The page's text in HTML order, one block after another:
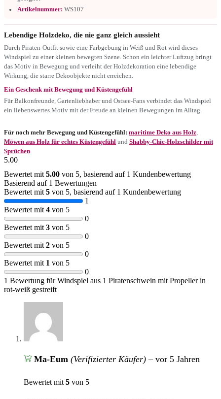
Artikelnummer: WS107
Lebendige Holzdeko, die nie ganz gleich aussieht
Durch Piraten-Outfit sowie eine Farbgebung in Weiß und Rot wird dieses
Windspiel zu einer kleinen bewegten Szene. Schon ein leichter Luftzug bringt
das Motiv in Bewegung und verleiht der Holzdekoration eine lebendige
Wirkung, die starre Dekoobjekte nicht erreichen.
Ein Geschenk mit Bewegung und Küstengefühl
Für Balkonfreunde, Gartenliebhaber und Ostsee-Fans verbindet das Windspiel
ein liebenswertes Motiv mit der Freude an kleinen Bewegungen im Alltag.
Für noch mehr Bewegung und Küstengefühl: maritime Deko aus Holz
Möwen aus Holz für echtes Küstengefühl und Shabby-Chic-Holzschilder mit
Sprüchen
5.00
Bewertet mit 5.00 von 5, basierend auf 1 Kundenbewertung
Basierend auf 1 Bewertungen
Bewertet mit 5 von 5, basierend auf 1 Kundenbewertung
1
Bewertet mit 4 von 5
0
Bewertet mit 3 von 5
0
Bewertet mit 2 von 5
0
Bewertet mit 1 von 5
0
1 Bewertung fürWindspiel aus 1 Piratenschwein mit Propeller in
rot-weiß gestreift
Ma-Eum (Verifizierter Käufer) – vor 5 Jahren
Bewertet mit 5 von 5